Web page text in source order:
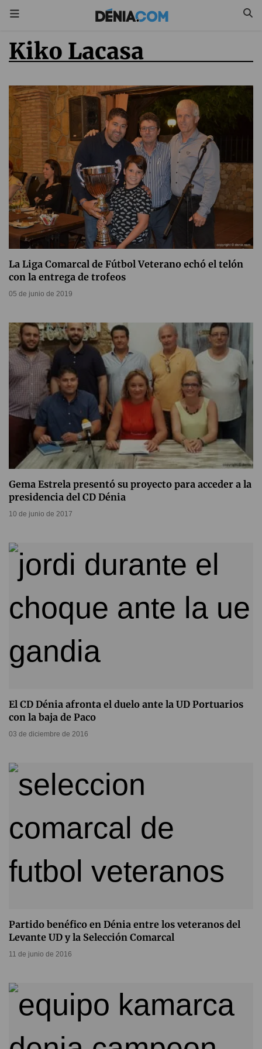
Kiko Lacasa
La Liga Comarcal de Fútbol Veterano echó el telón
con la entrega de trofeos
05 de junio de 2019
Gema Estrela presentó su proyecto para acceder a la
presidencia del CD Dénia
10 de junio de 2017
El CD Dénia afronta el duelo ante la UD Portuarios
con la baja de Paco
03 de diciembre de 2016
Partido benéfico en Dénia entre los veteranos del
Levante UD y la Selección Comarcal
11 de junio de 2016